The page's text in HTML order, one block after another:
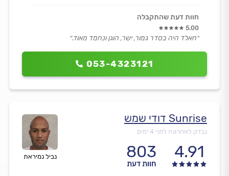
053-4323121
חוות דעת שהתקבלה
5.00
״חאלד היה בסדר גמור, ישר, הוגן ונחמד מאוד.״
נביל נמיראת
Sunrise דודי שמש
נבדק לאחרונה לפני 4 ימים
4.91
803
חוות דעת